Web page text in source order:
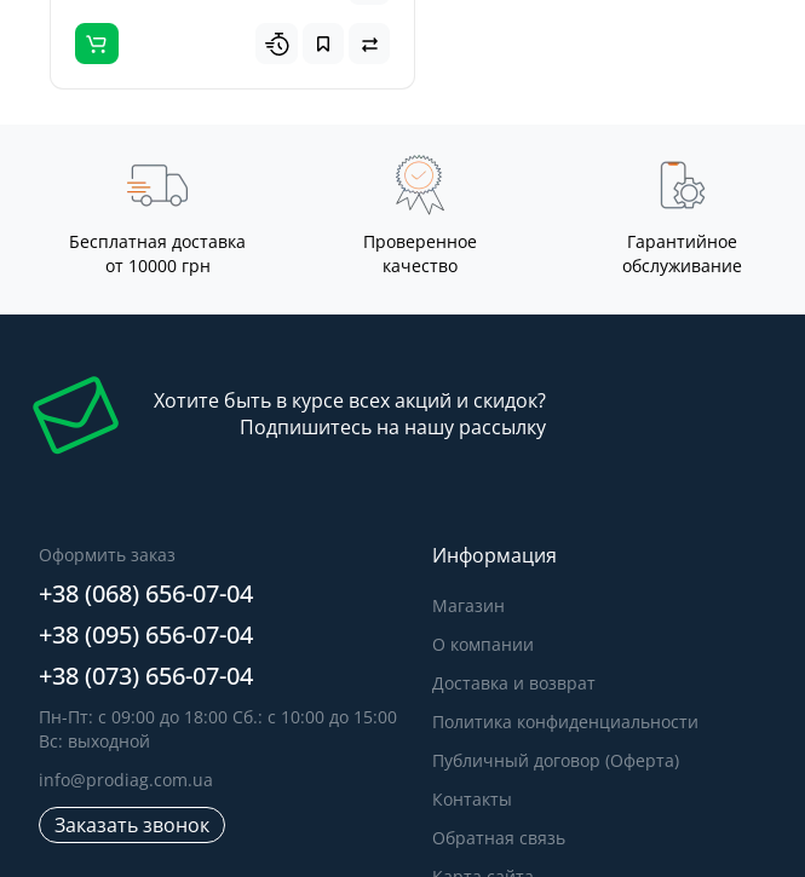
Бесплатная доставка
от 10000 грн
Проверенное
качество
Гарантийное
обслуживание
Хотите быть в курсе всех акций и скидок?
Подпишитесь на нашу рассылку
Оформить заказ
+38 (068) 656-07-04
+38 (095) 656-07-04
+38 (073) 656-07-04
Пн-Пт: с 09:00 до 18:00 Сб.: с 10:00 до 15:00
Вс: выходной
info@prodiag.com.ua
Заказать звонок
Информация
Магазин
О компании
Доставка и возврат
Политика конфиденциальности
Публичный договор (Оферта)
Контакты
Обратная связь